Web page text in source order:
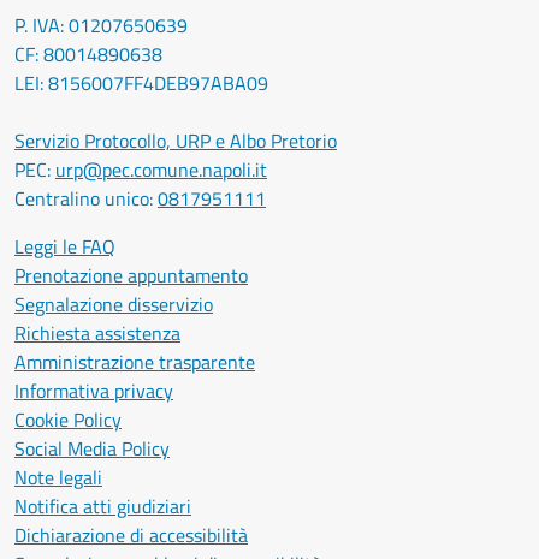
P. IVA: 01207650639
CF: 80014890638
LEI: 8156007FF4DEB97ABA09
Servizio Protocollo, URP e Albo Pretorio
PEC: urp@pec.comune.napoli.it
Centralino unico:0817951111
Leggi le FAQ
Prenotazione appuntamento
Segnalazione disservizio
Richiesta assistenza
Amministrazione trasparente
Informativa privacy
Cookie Policy
Social Media Policy
Note legali
Notifica atti giudiziari
Dichiarazione di accessibilità